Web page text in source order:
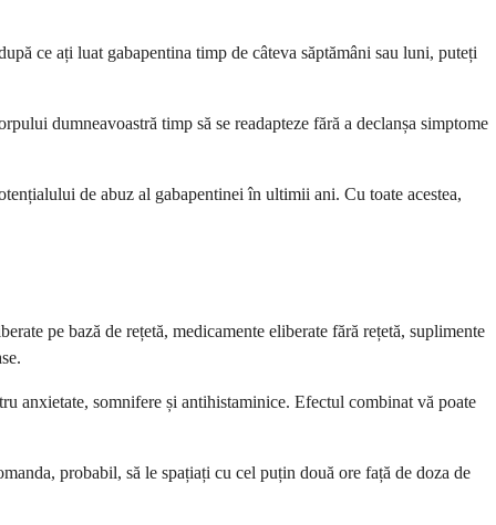
ce ați luat gabapentina timp de câteva săptămâni sau luni, puteți
dumneavoastră timp să se readapteze fără a declanșa simptome
de abuz al gabapentinei în ultimii ani. Cu toate acestea,
pe bază de rețetă, medicamente eliberate fără rețetă, suplimente
anxietate, somnifere și antihistaminice. Efectul combinat vă poate
probabil, să le spațiați cu cel puțin două ore față de doza de